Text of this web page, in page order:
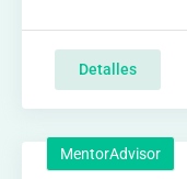
Detalles
MentorAdvisor